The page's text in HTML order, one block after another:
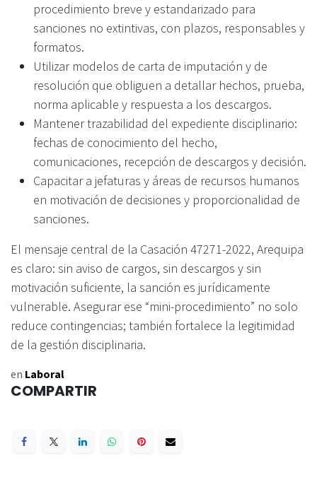
procedimiento breve y estandarizado para
sanciones no extintivas, con plazos, responsables y
formatos.
Utilizar modelos de carta de imputación y de
resolución que obliguen a detallar hechos, prueba,
norma aplicable y respuesta a los descargos.
Mantener trazabilidad del expediente disciplinario:
fechas de conocimiento del hecho,
comunicaciones, recepción de descargos y decisión.
Capacitar a jefaturas y áreas de recursos humanos
en motivación de decisiones y proporcionalidad de
sanciones.
El mensaje central de la Casación 47271-2022, Arequipa
es claro: sin aviso de cargos, sin descargos y sin
motivación suficiente, la sanción es jurídicamente
vulnerable. Asegurar ese “mini-procedimiento” no solo
reduce contingencias; también fortalece la legitimidad
de la gestión disciplinaria.
en Laboral
COMPARTIR